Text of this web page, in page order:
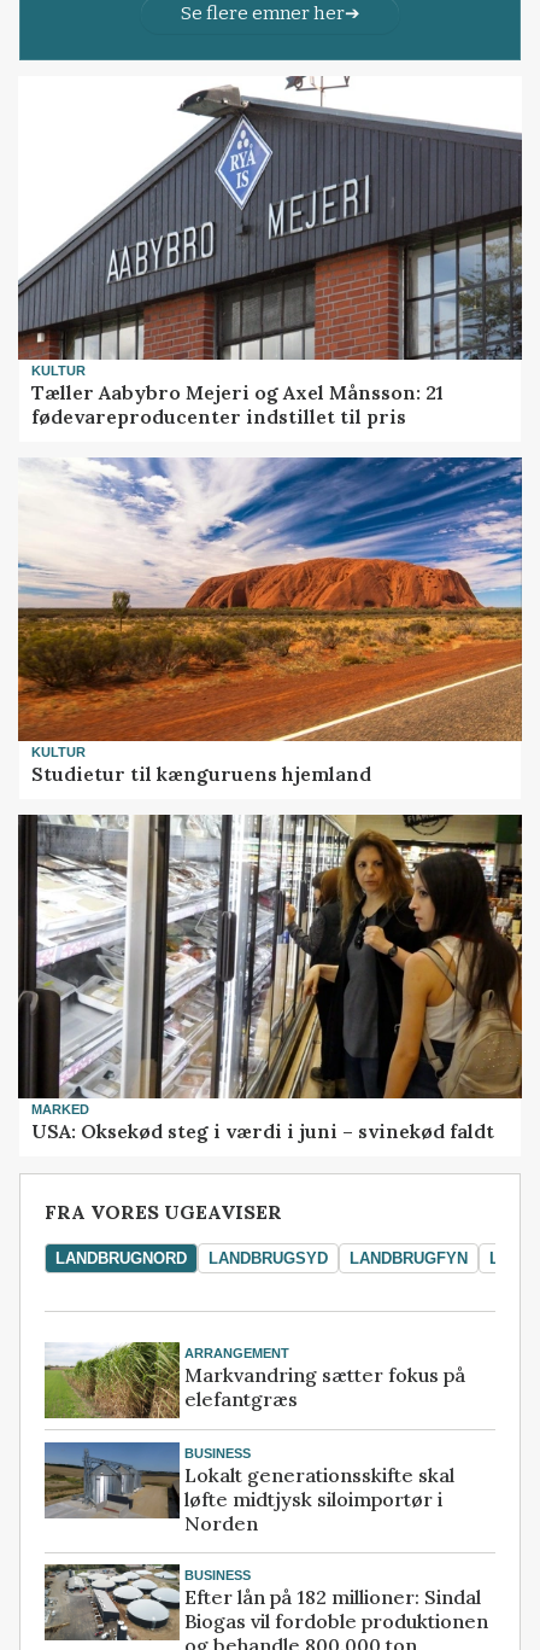
Se flere emner her
KULTUR
Tæller Aabybro Mejeri og Axel Månsson: 21
fødevareproducenter indstillet til pris
KULTUR
Studietur til kænguruens hjemland
MARKED
USA: Oksekød steg i værdi i juni – svinekød faldt
FRA VORES UGEAVISER
LANDBRUGNORD LANDBRUGSYD LANDBRUGFYN
ARRANGEMENT
Markvandring sætter fokus på
elefantgræs
BUSINESS
Lokalt generationsskifte skal
løfte midtjysk siloimportør i
Norden
BUSINESS
Efter lån på 182 millioner: Sindal
Biogas vil fordoble produktionen